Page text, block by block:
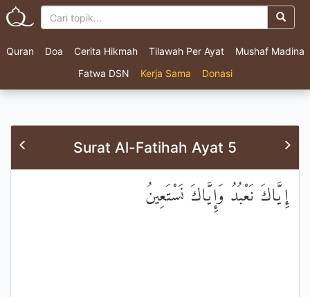
Quran Doa Cerita Hikmah Tilawah Per Ayat
Mushaf Madina
Fatwa DSN
Kerja Sama Donasi
Surat Al-Fatihah Ayat 5
إِيَّاكَ نَعْبُدُ وَإِيَّاكَ نَسْتَعِينُ